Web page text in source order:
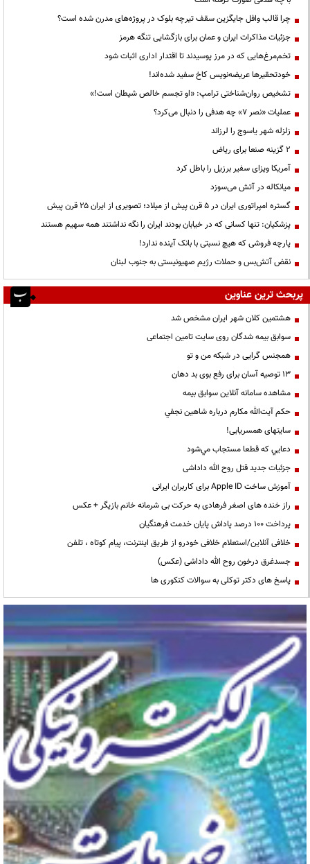
چرا قالب وافل جایگزین سقف تیرچه بلوک در پروژه‌های مدرن شده است؟
جزئیات مذاکرات ایران و عمان برای بازگشایی تنگه هرمز
تخم‌مرغ‌هایی که در مرز پوسیدند تا اقتدار اداری اثبات شود
خودتحقیرها عریضه‌نویس کاخ سفید شده‌اند!
تشخیص روان‌شناختی ترامپ: «او تجسم خالص شیطان است!»
عملیات «نصر ۷» چه هدفی را دنبال می‌کرد؟
زلزله شهر یاسوج را لرزاند
۲ گزینه صنعا برای ریاض
آمریکا ویزای سفیر برزیل را باطل کرد
میانکاله در آتش می‌سوزد
گستره امپراتوری ایران در ۵ قرن پیش از میلاد؛ تصویری از ایران ۲۵ قرن پیش
پزشکیان: تنها کسانی که در خیابان بودند ایران را نگه نداشتند همه سهیم هستند
پارچه فروشی که هیچ نسبتی با بانک آینده ندارد!
نقض آتش‌بس و حملات رژیم صهیونیستی به جنوب لبنان
پربحث ترین عناوین
هشتمین کلان شهر ایران مشخص شد
سوابق بیمه شدگان روی سایت تامین اجتماعی
همجنس گرایی در شبکه من و تو
13 توصیه آسان برای رفع بوی بد دهان
مشاهده سامانه آنلاين سوابق بیمه
حكم آيت‌الله مكارم درباره شاهين نجفي
سایتهای همسریابی!
دعايي كه قطعا مستجاب مي‌شود
جزئیات جدید قتل روح الله داداشی
آموزش ساخت Apple ID برای کاربران ایرانی
راز خنده های اصغر فرهادی به حرکت بی شرمانه خانم بازیگر + عکس
پرداخت ۱۰۰ درصد پاداش پایان خدمت فرهنگیان
خلافی آنلاین/استعلام خلافی خودرو از طریق اینترنت، پیام کوتاه ، تلفن
جسدغرق درخون روح الله داداشی (عکس)
پاسخ های دکتر توکلی به سوالات کنکوری ها